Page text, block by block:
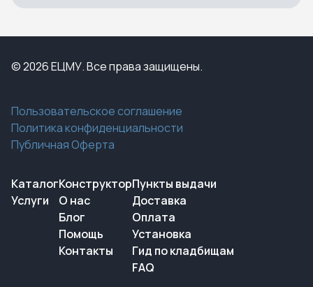
© 2026 ЕЦМУ. Все права защищены.
Пользовательское соглашение
Политика конфиденциальности
Публичная Оферта
Каталог
Услуги
Конструктор
О нас
Блог
Помощь
Контакты
Пункты выдачи
Доставка
Оплата
Установка
Гид по кладбищам
FAQ